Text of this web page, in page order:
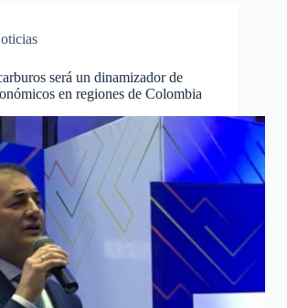
será un dinamizador de
en regiones de Colombia